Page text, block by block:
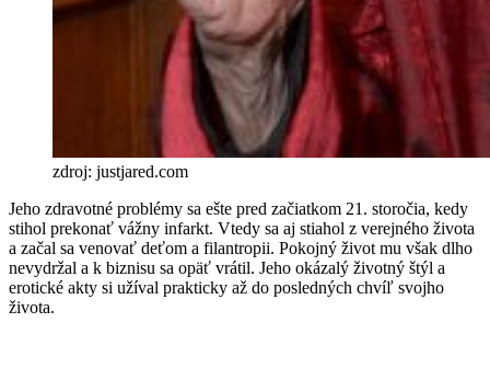
zdroj: justjared.com
Jeho zdravotné problémy sa ešte pred začiatkom 21. storočia, kedy
stihol prekonať vážny infarkt. Vtedy sa aj stiahol z verejného života
a začal sa venovať deťom a filantropii. Pokojný život mu však dlho
nevydržal a k biznisu sa opäť vrátil. Jeho okázalý životný štýl a
erotické akty si užíval prakticky až do posledných chvíľ svojho
života.